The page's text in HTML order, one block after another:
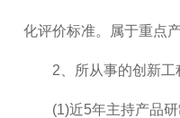
化评价标准。属于重点
2、所从事的创新
(1)近5年主持产品